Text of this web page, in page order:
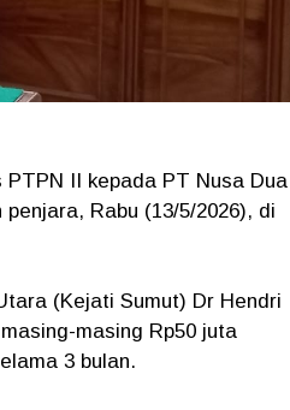
II kepada PT Nusa Dua
Rabu (13/5/2026), di
(Kejati Sumut) Dr Hendri
masing Rp50 juta
3 bulan.